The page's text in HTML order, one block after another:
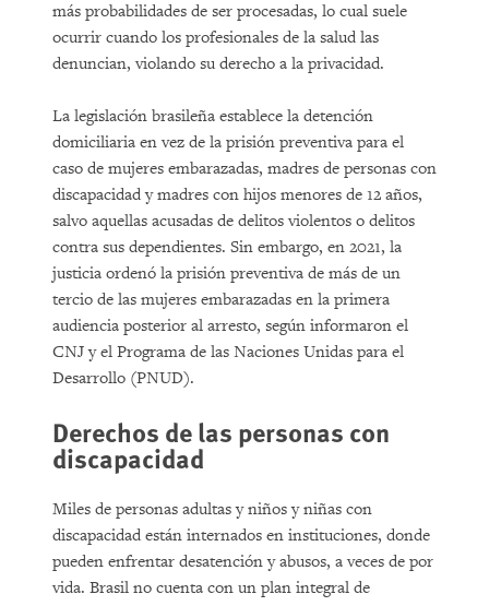
más probabilidades de ser procesadas, lo cual suele
ocurrir cuando los profesionales de la salud las
denuncian, violando su derecho a la privacidad.
La legislación brasileña establece la detención
domiciliaria en vez de la prisión preventiva para el
caso de mujeres embarazadas, madres de personas con
discapacidad y madres con hijos menores de 12 años,
salvo aquellas acusadas de delitos violentos o delitos
contra sus dependientes. Sin embargo, en 2021, la
justicia ordenó la prisión preventiva de más de un
tercio de las mujeres embarazadas en la primera
audiencia posterior al arresto, según informaron el
CNJ y el Programa de las Naciones Unidas para el
Desarrollo (PNUD).
Derechos de las personas con
discapacidad
Miles de personas adultas y niños y niñas con
discapacidad están internados en instituciones, donde
pueden enfrentar desatención y abusos, a veces de por
vida. Brasil no cuenta con un plan integral de